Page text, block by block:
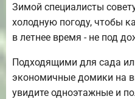
Зимой специалисты
холодную погоду, чтобы
в летнее время - не под
Подходящими для сада
экономичные домики на
увидите одноэтажные и